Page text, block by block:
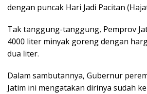
dengan puncak Hari Jadi Pacitan
Tak tanggung-tanggung, Pemprov
4000 liter minyak goreng dengan
dua liter.
Dalam sambutannya, Gubernur
Jatim ini mengatakan dirinya sudah